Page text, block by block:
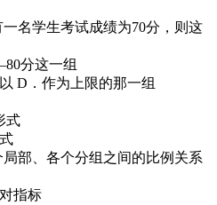
名学生考试成绩为70分，则这
分这一组
D．作为上限的那一组
式
部、各个分组之间的比例关系
指标